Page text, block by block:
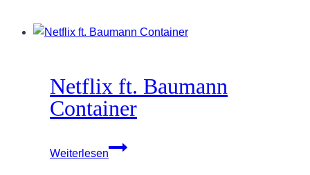
Netflix ft. Baumann
Container
Weiterlesen
Netflix